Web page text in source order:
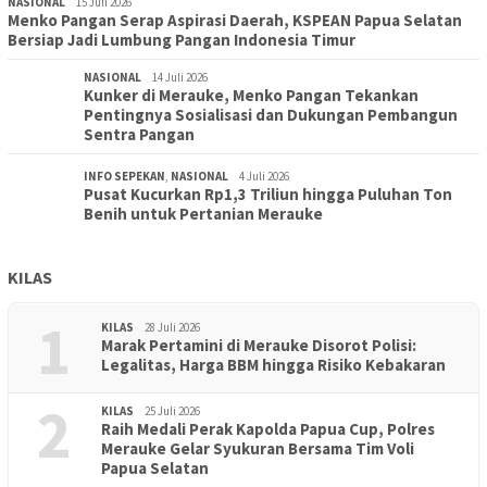
Menko Pangan Serap Aspirasi Daerah, KSPEAN Papua Selatan
Bersiap Jadi Lumbung Pangan Indonesia Timur
NASIONAL 14 Juli 2026
Kunker di Merauke, Menko Pangan Tekankan
Pentingnya Sosialisasi dan Dukungan Pembangun
Sentra Pangan
INFO SEPEKAN, NASIONAL 4 Juli 2026
Pusat Kucurkan Rp1,3 Triliun hingga Puluhan Ton
Benih untuk Pertanian Merauke
KILAS
1 KILAS 28 Juli 2026
Marak Pertamini di Merauke Disorot Polisi:
Legalitas, Harga BBM hingga Risiko Kebakaran
2 KILAS 25 Juli 2026
Raih Medali Perak Kapolda Papua Cup, Polres
Merauke Gelar Syukuran Bersama Tim Voli
Papua Selatan